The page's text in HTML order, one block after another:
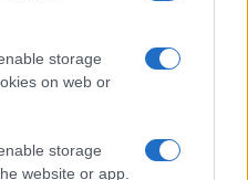
storage
on web or
storage
website or app.
qu'à Toulouse",
05.08 à 08h30
font que jouer",